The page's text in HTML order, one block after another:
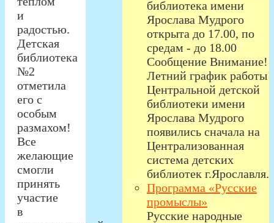
и
радостью.
Детская
библиотека
№2
отметила
его с
особым
размахом!
Все
желающие
смогли
принять
участие
в
библиотека имени
Ярослава Мудрого
открыта до 17.00, по
средам - до 18.00
Сообщение Внимание!
Летний график работы
Центральной детской
библиотеки имени
Ярослава Мудрого
появились сначала на
Централизованная
система детских
библиотек г.Ярославля.
Программа «Русские
промыслы»
Русские народные